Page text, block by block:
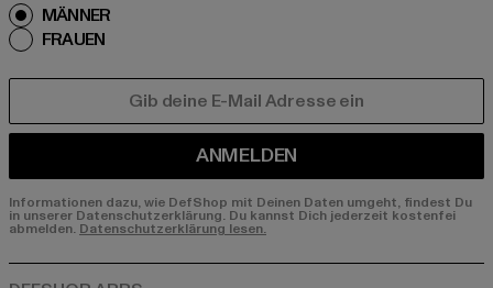
MÄNNER
FRAUEN
ANMELDEN
Informationen dazu, wie DefShop mit Deinen Daten umgeht, findest Du
in unserer Datenschutzerklärung. Du kannst Dich jederzeit kostenfei
abmelden. Datenschutzerklärung lesen.